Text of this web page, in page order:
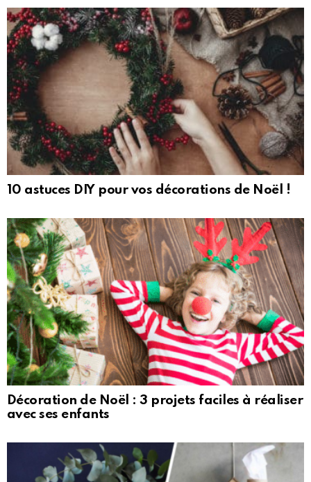
10 astuces DIY pour vos décorations de Noël !
Décoration de Noël : 3 projets faciles à réaliser
avec ses enfants